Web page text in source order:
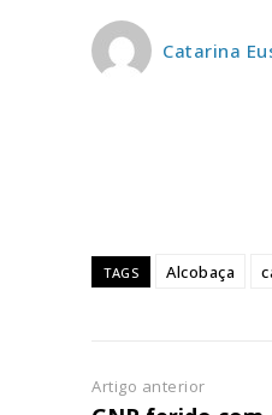
Catarina
TAGS Alcobaça
Artigo anterior